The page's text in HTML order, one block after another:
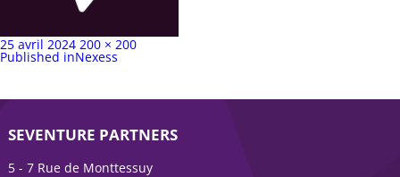
Publié
sur
25 avril 2024 Taille
complète
200 × 200
Navigation
Published inNexess
SEVENTURE PARTNERS
5 - 7 Rue de Monttessuy